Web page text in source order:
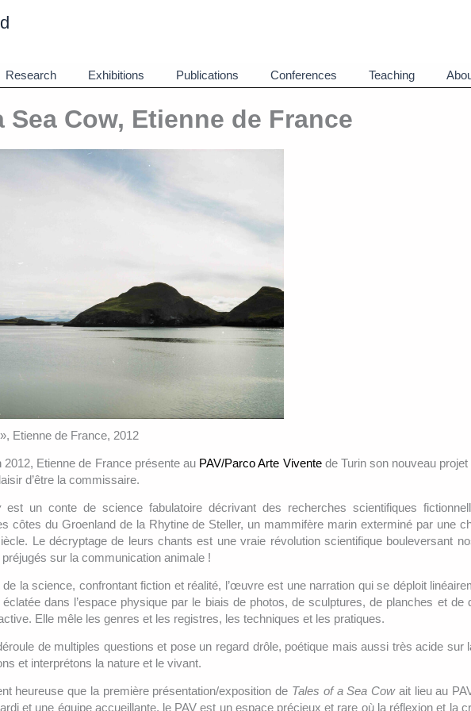
Research Exhibitions Publications Conferences Teaching
Sea Cow, Etienne de France
Etienne de France, 2012
Etienne de France présente au PAV/Parco Arte Vivente de Turin son nouveau projet
d’être la commissaire.
est un conte de science fabulatoire décrivant des recherches scientifiques
côtes du Groenland de la Rhytine de Steller, un mammifère marin exterminé par une
Le décryptage de leurs chants est une vraie révolution scientifique bouleversant
sur la communication animale !
de la science, confrontant fiction et réalité, l’œuvre est une narration qui se déploit
dans l’espace physique par le biais de photos, de sculptures, de planches et de
Elle mêle les genres et les registres, les techniques et les pratiques.
de multiples questions et pose un regard drôle, poétique mais aussi très acide sur
et interprétons la nature et le vivant.
heureuse que la première présentation/exposition de Tales of a Sea Cowait lieu au
et une équipe accueillante, le PAV est un espace précieux et rare où la réflexion et la